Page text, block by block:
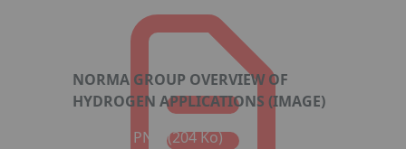
NORMA GROUP OVERVIEW OF
HYDROGEN APPLICATIONS (IMAGE)
Format : PNG (204 Ko)